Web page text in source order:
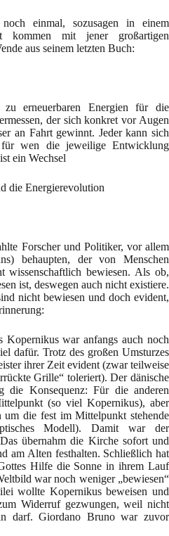
einmal, sozusagen in einem
kommen mit jener großartigen
aus seinem letzten Buch:
erneuerbaren Energien für die
der sich konkret vor Augen
an Fahrt gewinnt. Jeder kann sich
wen die jeweilige Entwicklung
ein Wechsel
die Energierevolution
Forscher und Politiker, vor allem
behaupten, der von Menschen
wissenschaftlich bewiesen. Als ob,
ist, deswegen auch nicht existiere.
nicht bewiesen und doch evident,
Kopernikus war anfangs auch noch
dafür. Trotz des großen Umsturzes
ihrer Zeit evident (zwar teilweise
Grille“ toleriert). Der dänische
die Konsequenz: Für die anderen
(so viel Kopernikus), aber
um die fest im Mittelpunkt stehende
Modell). Damit war der
übernahm die Kirche sofort und
am Alten festhalten. Schließlich hat
Hilfe die Sonne in ihrem Lauf
war noch weniger „bewiesen“
wollte Kopernikus beweisen und
Widerruf gezwungen, weil nicht
darf. Giordano Bruno war zuvor